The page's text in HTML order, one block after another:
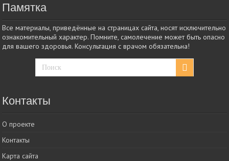
Памятка
Все материалы, приведённые на страницах сайта, носят исключительно
ознакомительный характер. Помните, самолечение может быть опасно
для вашего здоровья. Консультация с врачом обязательна!
Контакты
О проекте
Контакты
Карта сайта